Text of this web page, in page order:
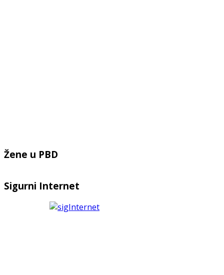
Žene u PBD
Sigurni Internet